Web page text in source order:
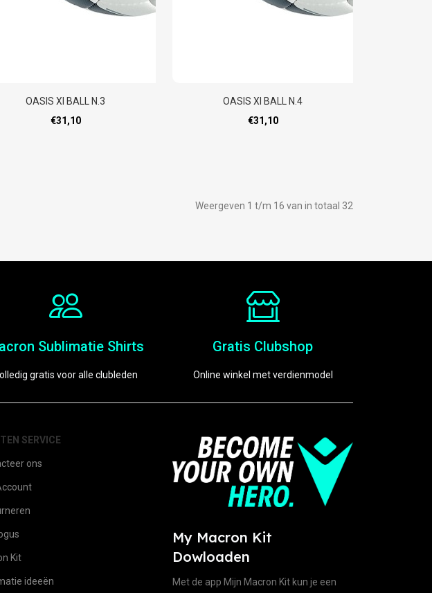
OASIS XI BALL N.3
€31,10
OASIS XI BALL N.4
€31,10
Weergeven 1 t/m 16 van in totaal 32
Sublimatie Shirts
gratis voor alle clubleden
Gratis Clubshop
Online winkel met verdienmodel
SERVICE
ons
Kit
ideeën
My Macron Kit
Dowloaden
Met de app Mijn Macron Kit kun je een